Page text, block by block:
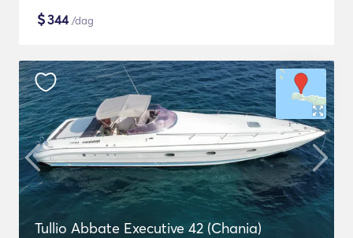
$344/dag
Tullio Abbate Executive 42 (Chania)